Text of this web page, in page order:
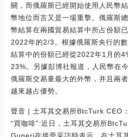
關，而俄羅斯已經開始使用人民幣
幣地位而言又是一場重擊。俄羅斯
幣結算在兩國貿易結算中所占份額
2022年的2/3。根據俄羅斯央行的
結算中的份額已經從2022年1月的
23%。另據彭博社報道，人民幣在
俄羅斯交易量最大的外幣，并且兩
越來越占優勢。
聲音 | 土耳其交易所BtcTurk CEO
“買咖啡”:近日，土耳其交易所